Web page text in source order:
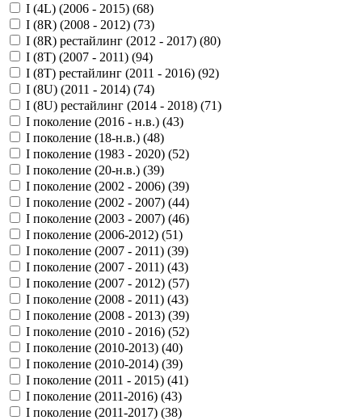
I (4L) (2006 - 2015) (68)
I (8R) (2008 - 2012) (73)
I (8R) рестайлинг (2012 - 2017) (80)
I (8T) (2007 - 2011) (94)
I (8T) рестайлинг (2011 - 2016) (92)
I (8U) (2011 - 2014) (74)
I (8U) рестайлинг (2014 - 2018) (71)
I поколение (2016 - н.в.) (43)
I поколение (18-н.в.) (48)
I поколение (1983 - 2020) (52)
I поколение (20-н.в.) (39)
I поколение (2002 - 2006) (39)
I поколение (2002 - 2007) (44)
I поколение (2003 - 2007) (46)
I поколение (2006-2012) (51)
I поколение (2007 - 2011) (39)
I поколение (2007 - 2011) (43)
I поколение (2007 - 2012) (57)
I поколение (2008 - 2011) (43)
I поколение (2008 - 2013) (39)
I поколение (2010 - 2016) (52)
I поколение (2010-2013) (40)
I поколение (2010-2014) (39)
I поколение (2011 - 2015) (41)
I поколение (2011-2016) (43)
I поколение (2011-2017) (38)